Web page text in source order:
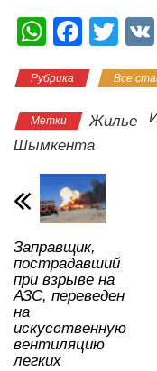
W
at
s
A
p
p
F
c
e
b
o
o
k
T
tt
er
Рубрика Все
Метки Жилье
Шымкента
Заправщик,
пострадавший
при взрыве на
АЗС, переведен
на
искусственную
вентиляцию
легких